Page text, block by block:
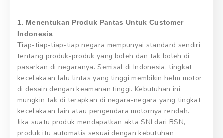
1. Menentukan Produk Pantas Untuk Customer
Indonesia
Tiap-tiap-tiap-tiap negara mempunyai standard sendiri
tentang produk-produk yang boleh dan tak boleh di
pasarkan di negaranya. Semisal di Indonesia, tingkat
kecelakaan lalu lintas yang tinggi membikin helm motor
di desain dengan keamanan tinggi. Kebutuhan ini
mungkin tak di terapkan di negara-negara yang tingkat
kecelakaan lain atau pengendara motornya rendah.
Jika suatu produk mendapatkan akta SNI dari BSN,
produk itu automatis sesuai dengan kebutuhan